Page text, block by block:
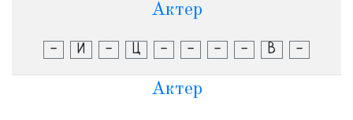
Актер
- И - Ц - - - - В -
Актер